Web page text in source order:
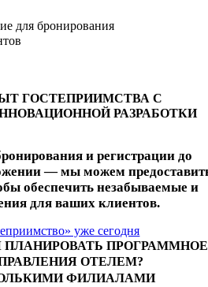
для бронирования
ГОСТЕПРИИМСТВА С
РАЗРАБОТКИ
и регистрации до
— мы можем
обеспечить незабываемые и
для ваших клиентов.
уже сегодня
ПРОГРАММНОЕ
ОТЕЛЕМ?
ФИЛИАЛАМИ